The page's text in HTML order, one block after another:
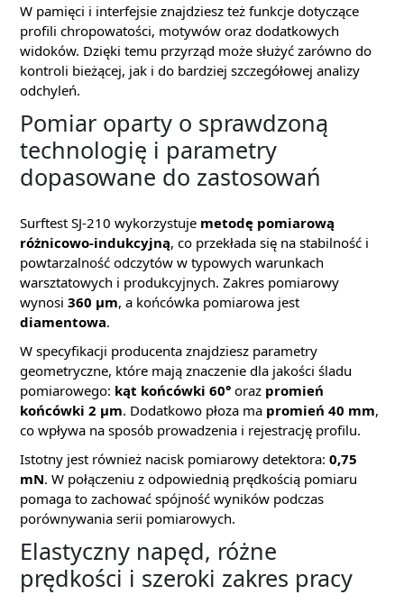
W pamięci i interfejsie znajdziesz też funkcje dotyczące
profili chropowatości, motywów oraz dodatkowych
widoków. Dzięki temu przyrząd może służyć zarówno do
kontroli bieżącej, jak i do bardziej szczegółowej analizy
odchyleń.
Pomiar oparty o sprawdzoną
technologię i parametry
dopasowane do zastosowań
Surftest SJ-210 wykorzystuje metodę pomiarową
różnicowo-indukcyjną, co przekłada się na stabilność i
powtarzalność odczytów w typowych warunkach
warsztatowych i produkcyjnych. Zakres pomiarowy
wynosi 360 µm, a końcówka pomiarowa jest
diamentowa.
W specyfikacji producenta znajdziesz parametry
geometryczne, które mają znaczenie dla jakości śladu
pomiarowego: kąt końcówki 60° oraz promień
końcówki 2 µm. Dodatkowo płoza ma promień 40 mm,
co wpływa na sposób prowadzenia i rejestrację profilu.
Istotny jest również nacisk pomiarowy detektora: 0,75
mN. W połączeniu z odpowiednią prędkością pomiaru
pomaga to zachować spójność wyników podczas
porównywania serii pomiarowych.
Elastyczny napęd, różne
prędkości i szeroki zakres pracy